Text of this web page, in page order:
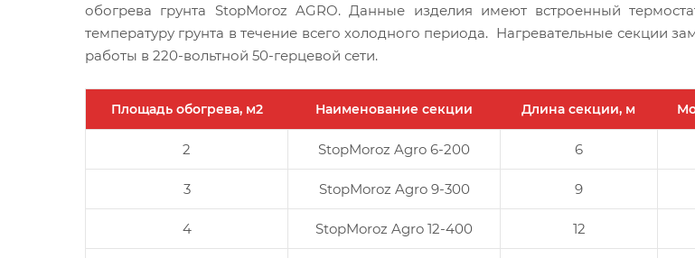
обогрева грунта StopMoroz AGRO. Данные изделия имеют встроенный
температуру грунта в течение всего холодного периода. Нагревательные
работы в 220-вольтной 50-герцевой сети.
Площадь обогрева, м2 Наименование секции Длина секции, м
2 StopMoroz Agro 6-200 6
3 StopMoroz Agro 9-300 9
4 StopMoroz Agro 12-400 12